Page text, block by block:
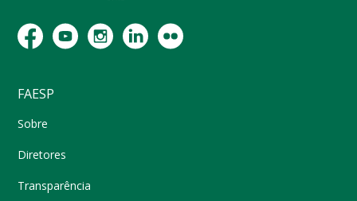
FAESP
Sobre
Diretores
Transparência